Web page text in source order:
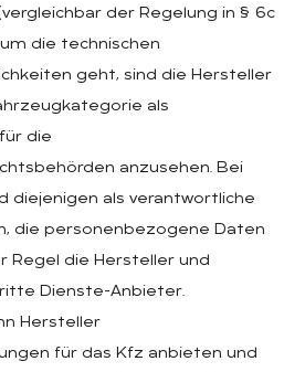
der Regelung in § 6c
die technischen
geht, sind die Hersteller
als
die
anzusehen. Bei
diejenigen als verantwortliche
die personenbezogene Daten
Regel die Hersteller und
Dienste-Anbieter.
Hersteller
für das Kfz anbieten und